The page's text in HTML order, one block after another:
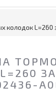
колодок L=260